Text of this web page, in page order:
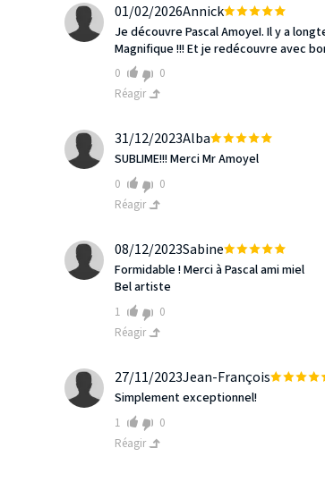
01/02/2026Annick
Je découvre Pascal AmoyeI. Il y a
Magnifique !!! Et je redécouvre avec
0
0
Réagir
31/12/2023Alba
SUBLIME!!! Merci Mr Amoyel
0
0
Réagir
08/12/2023Sabine
Formidable ! Merci à Pascal ami miel
Bel artiste
1
0
Réagir
27/11/2023Jean-François
Simplement exceptionnel!
1
0
Réagir